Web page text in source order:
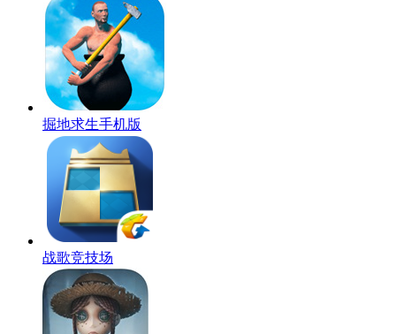
掘地求生手机版
战歌竞技场